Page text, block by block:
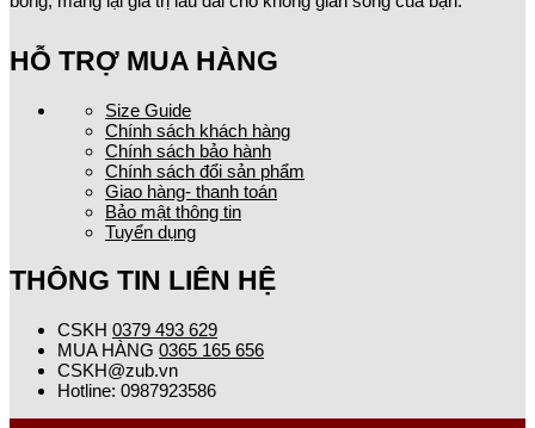
HỖ TRỢ MUA HÀNG
Size Guide
Chính sách khách hàng
Chính sách bảo hành
Chính sách đổi sản phẩm
Giao hàng- thanh toán
Bảo mật thông tin
Tuyển dụng
THÔNG TIN LIÊN HỆ
CSKH 0379 493 629
MUA HÀNG 0365 165 656
CSKH@zub.vn
Hotline: 0987923586